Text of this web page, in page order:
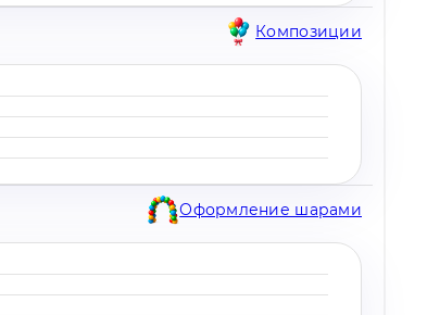
Композиции
Оформление шарами